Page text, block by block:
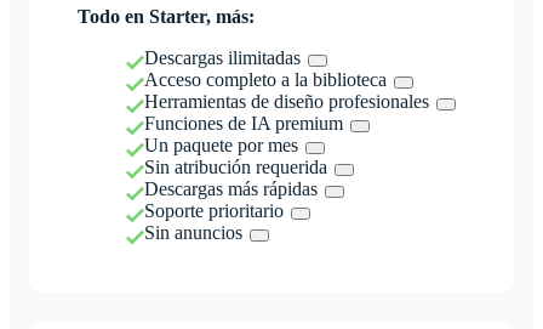
Todo en Starter, más:
Descargas ilimitadas
Acceso completo a la biblioteca
Herramientas de diseño profesionales
Funciones de IA premium
Un paquete por mes
Sin atribución requerida
Descargas más rápidas
Soporte prioritario
Sin anuncios